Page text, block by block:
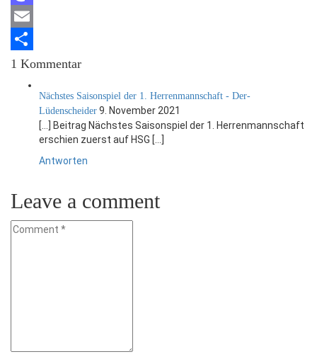
Mastodon
Email
Teilen
1 Kommentar
Nächstes Saisonspiel der 1. Herrenmannschaft - Der-
Lüdenscheider 9. November 2021
[…] Beitrag Nächstes Saisonspiel der 1. Herrenmannschaft
erschien zuerst auf HSG […]
Antworten
Leave a comment